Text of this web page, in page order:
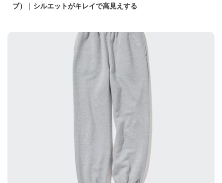
ブ）｜シルエットがキレイで高見えする